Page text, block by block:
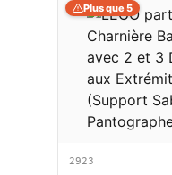
Plus que 5
2923